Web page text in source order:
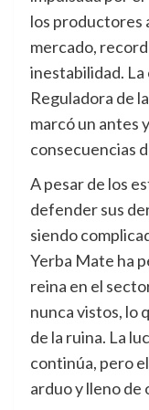
los productores
mercado,
inestabilidad. La
Reguladora de
marcó un antes
consecuencias
A pesar de los
defender sus
siendo
Yerba Mate ha
reina en el
nunca vistos, lo
de la ruina. La
continúa, pero
arduo y lleno de